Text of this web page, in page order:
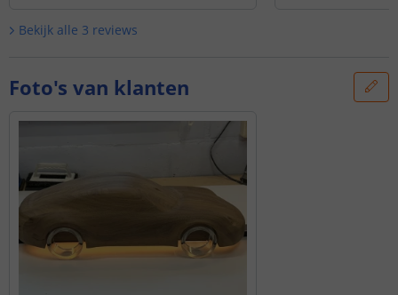
Bekijk alle 3 reviews
Foto's van klanten